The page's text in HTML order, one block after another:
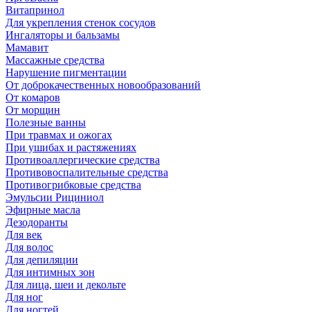
Витапринол
Для укрепления стенок сосудов
Ингаляторы и бальзамы
Мамавит
Массажные средства
Нарушение пигментации
От доброкачественных новообразований
От комаров
От морщин
Полезные ванны
При травмах и ожогах
При ушибах и растяжениях
Противоаллергические средства
Противовоспалительные средства
Противогрибковые средства
Эмульсии Рициниол
Эфирные масла
Дезодоранты
Для век
Для волос
Для депиляции
Для интимных зон
Для лица, шеи и декольте
Для ног
Для ногтей